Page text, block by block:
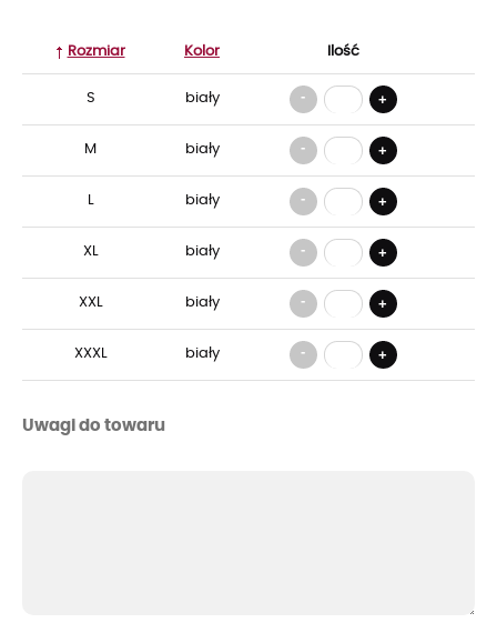
Rozmiar Kolor Ilość
S biały - +
M biały - +
L biały - +
XL biały - +
XXL biały - +
XXXL biały - +
Uwagi do towaru